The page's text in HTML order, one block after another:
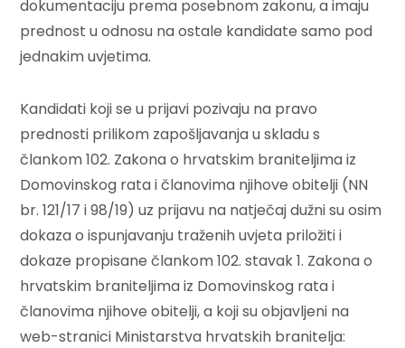
dokumentaciju prema posebnom zakonu, a imaju
prednost u odnosu na ostale kandidate samo pod
jednakim uvjetima.
Kandidati koji se u prijavi pozivaju na pravo
prednosti prilikom zapošljavanja u skladu s
člankom 102. Zakona o hrvatskim braniteljima iz
Domovinskog rata i članovima njihove obitelji (NN
br. 121/17 i 98/19) uz prijavu na natječaj dužni su osim
dokaza o ispunjavanju traženih uvjeta priložiti i
dokaze propisane člankom 102. stavak 1. Zakona o
hrvatskim braniteljima iz Domovinskog rata i
članovima njihove obitelji, a koji su objavljeni na
web-stranici Ministarstva hrvatskih branitelja: